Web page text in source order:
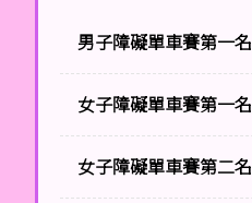
男子障礙單車賽第一名
女子障礙單車賽第一名
女子障礙單車賽第二名